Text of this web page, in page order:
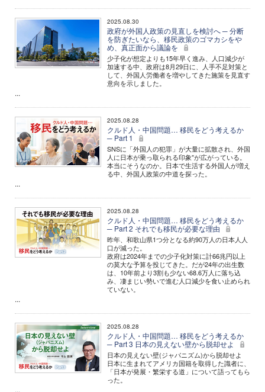
2025.08.30
政府が外国人政策の見直しを検討へ ─ 分断
を防ぎたいなら、移民政策のゴマカシをや
め、真正面から議論を
少子化が想定よりも15年早く進み、人口減少が
加速する中、政府は8月29日に、人手不足対策と
して、外国人労働者を増やしてきた施策を見直す
意向を示しました。
...
2025.08.28
クルド人・中国問題… 移民をどう考えるか
─ Part 1
SNSに「外国人の犯罪」が大量に拡散され、外国
人に日本が乗っ取られる印象″が広がっている。
本当にそうなのか。日本で生活する外国人が増え
る中、外国人政策の中道を探った。
...
2025.08.28
クルド人・中国問題… 移民をどう考えるか
─ Part 2 それでも移民が必要な理由
昨年、和歌山県1つ分となる約90万人の日本人人
口が減った。
政府は2024年までの少子化対策に計66兆円以上
の莫大な予算を投じてきた。だが24年の出生数
は、10年前より3割も少ない68.6万人に落ち込
み、凄まじい勢いで進む人口減少を食い止められ
ていない。
...
2025.08.28
クルド人・中国問題… 移民をどう考えるか
─ Part 3 日本の見えない壁から脱却せよ
日本の見えない壁(ジャパニズム)から脱却せよ
日本に生まれてアメリカ国籍を取得した識者に、
「日本が発展・繁栄する道」について語ってもら
った。
...